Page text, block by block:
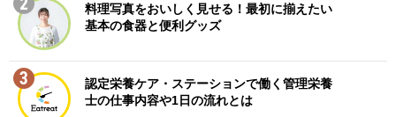
料理写真をおいしく見せる！最初に揃えたい
基本の食器と便利グッズ
3
認定栄養ケア・ステーションで働く管理栄養
士の仕事内容や1日の流れとは